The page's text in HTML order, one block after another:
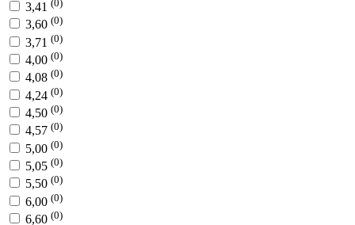
3,41 (0)
3,60 (0)
3,71 (0)
4,00 (0)
4,08 (0)
4,24 (0)
4,50 (0)
4,57 (0)
5,00 (0)
5,05 (0)
5,50 (0)
6,00 (0)
6,60 (0)